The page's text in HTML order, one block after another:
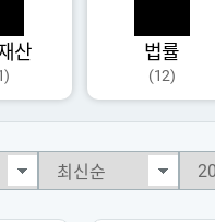
산 법률
(12)